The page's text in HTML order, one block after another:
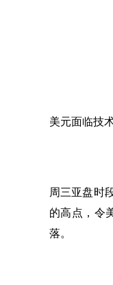
美元面临技
周三亚盘时
的高点，令
落。